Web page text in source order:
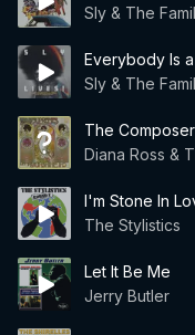
Sly & The
Everybody Is
Sly & The
The Composer
Diana Ross &
I'm Stone In
The Stylistics
Let It Be Me
Jerry Butler